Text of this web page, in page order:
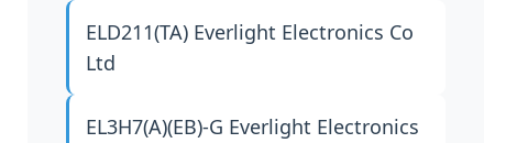
ELD211(TA) Everlight Electronics Co
Ltd
EL3H7(A)(EB)-G Everlight Electronics